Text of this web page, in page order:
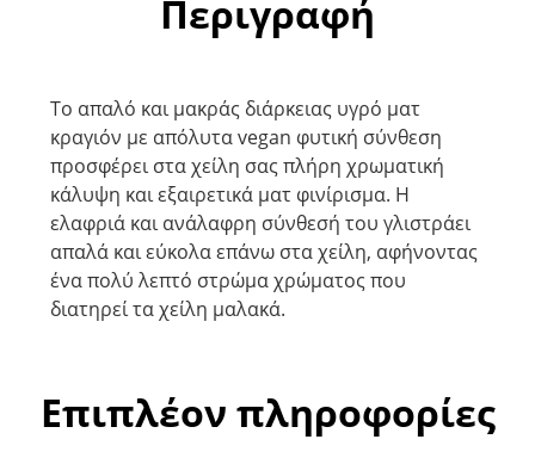
Περιγραφή
Το απαλό και μακράς διάρκειας υγρό ματ
κραγιόν με απόλυτα vegan φυτική σύνθεση
προσφέρει στα χείλη σας πλήρη χρωματική
κάλυψη και εξαιρετικά ματ φινίρισμα. Η
ελαφριά και ανάλαφρη σύνθεσή του γλιστράει
απαλά και εύκολα επάνω στα χείλη, αφήνοντας
ένα πολύ λεπτό στρώμα χρώματος που
διατηρεί τα χείλη μαλακά.
Επιπλέον πληροφορίες